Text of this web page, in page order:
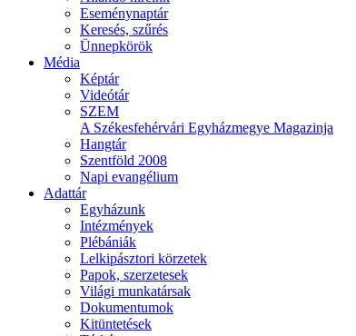
Eseménynaptár
Keresés, szűrés
Ünnepkörök
Média
Képtár
Videótár
SZEM
A Székesfehérvári Egyházmegye Magazinja
Hangtár
Szentföld 2008
Napi evangélium
Adattár
Egyházunk
Intézmények
Plébániák
Lelkipásztori körzetek
Papok, szerzetesek
Világi munkatársak
Dokumentumok
Kitüntetések